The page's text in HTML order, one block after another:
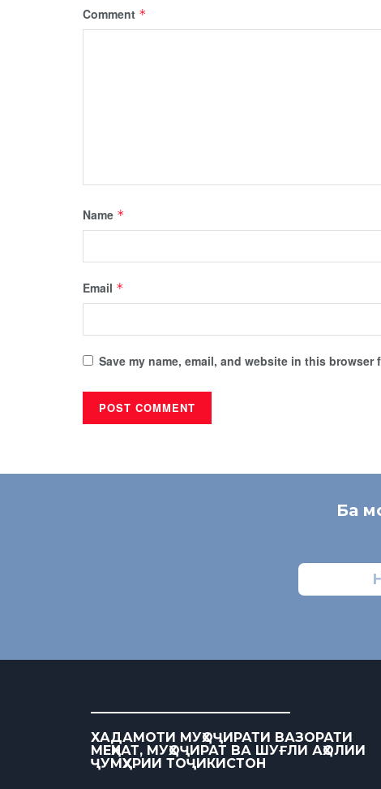
Comment *
Name *
Email *
Save my name, email, and website in this browser
Ба
ХАДАМОТИ МУҲОҶИРАТИ ВАЗОРАТИ
МЕҲНАТ, МУҲОҶИРАТ ВА ШУҒЛИ АҲОЛИИ
ҶУМҲУРИИ ТОҶИКИСТОН